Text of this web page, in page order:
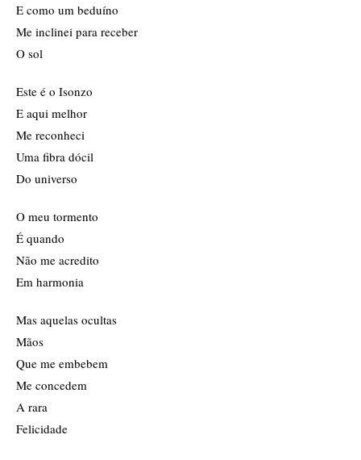
E como um beduíno
Me inclinei para receber
O sol
Este é o Isonzo
E aqui melhor
Me reconheci
Uma fibra dócil
Do universo
O meu tormento
É quando
Não me acredito
Em harmonia
Mas aquelas ocultas
Mãos
Que me embebem
Me concedem
A rara
Felicidade